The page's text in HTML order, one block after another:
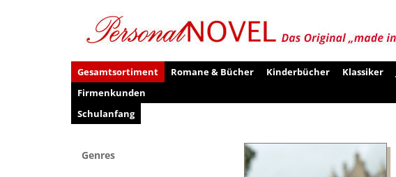
Gesamtsortiment Romane & Bücher Kinderbücher Klassiker
Firmenkunden
Schulanfang
Genres